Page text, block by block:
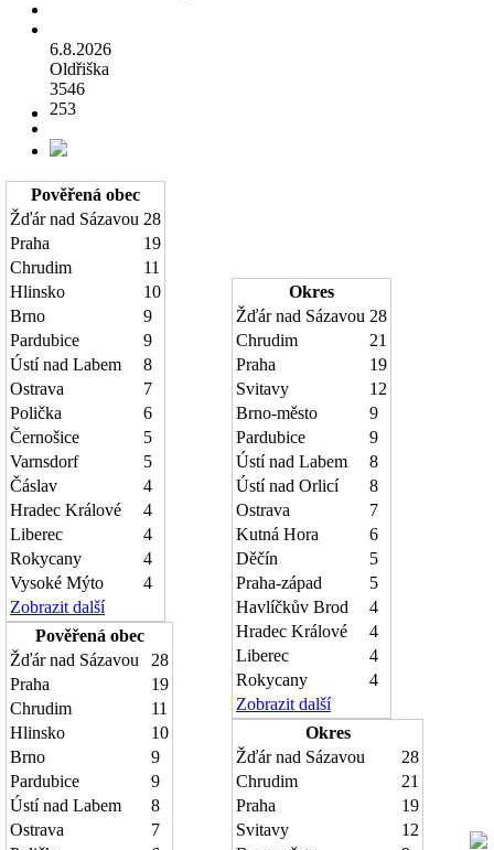
6.8.2026
Oldřiška
3546
253
Pověřená obec
Žďár nad Sázavou 28
Praha
19
Chrudim
11
Hlinsko
10
Brno
9
Pardubice
9
Ústí nad Labem
8
Ostrava
7
Polička
6
Černošice
5
Varnsdorf
5
Čáslav
4
Hradec Králové
4
Liberec
4
Rokycany
4
Vysoké Mýto
4
Zobrazit další
Pověřená obec
Žďár nad Sázavou
28
Praha
19
Chrudim
11
Hlinsko
10
Brno
9
Pardubice
9
Ústí nad Labem
8
Ostrava
7
Okres
Žďár nad Sázavou 28
Chrudim
21
Praha
19
Svitavy
12
Brno-město
9
Pardubice
9
Ústí nad Labem
8
Ústí nad Orlicí
8
Ostrava
7
Kutná Hora
6
Děčín
5
Praha-západ
5
Havlíčkův Brod
4
Hradec Králové
4
Liberec
4
Rokycany
4
Zobrazit další
Okres
Žďár nad Sázavou
28
Chrudim
21
Praha
19
Svitavy
12